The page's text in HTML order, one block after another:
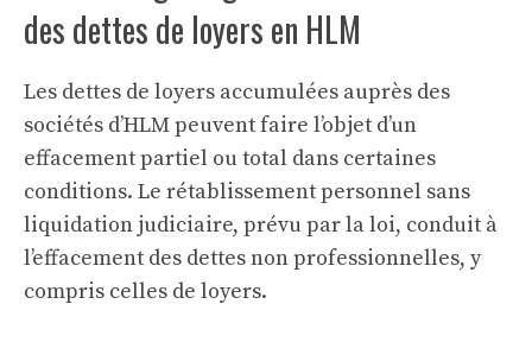
des dettes de loyers en HLM
Les dettes de loyers accumulées auprès des
sociétés d’HLM peuvent faire l’objet d’un
effacement partiel ou total dans certaines
conditions. Le rétablissement personnel sans
liquidation judiciaire, prévu par la loi, conduit à
l’effacement des dettes non professionnelles, y
compris celles de loyers.